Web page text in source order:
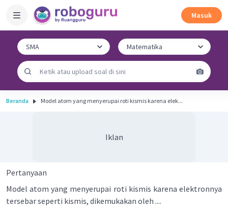
Masuk
Beranda Model atom yang menyerupai roti kismis karena elek...
Iklan
Pertanyaan
Model atom yang menyerupai roti kismis karena elektronnya
tersebar seperti kismis, dikemukakan oleh ....